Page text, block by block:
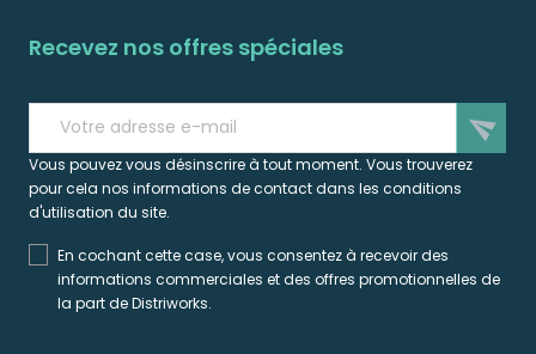
Recevez nos offres spéciales
send
Vous pouvez vous désinscrire à tout moment. Vous trouverez
pour cela nos informations de contact dans les conditions
d'utilisation du site.
En cochant cette case, vous consentez à recevoir des
informations commerciales et des offres promotionnelles de
la part de Distriworks.